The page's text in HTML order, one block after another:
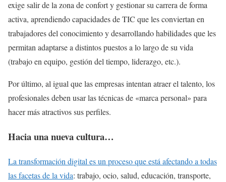
exige salir de la zona de confort y gestionar su carrera de forma
activa, aprendiendo capacidades de TIC que les conviertan en
trabajadores del conocimiento y desarrollando habilidades que les
permitan adaptarse a distintos puestos a lo largo de su vida
(trabajo en equipo, gestión del tiempo, liderazgo, etc.).
Por último, al igual que las empresas intentan atraer el talento, los
profesionales deben usar las técnicas de «marca personal» para
hacer más atractivos sus perfiles.
Hacia una nueva cultura…
La transformación digital es un proceso que está afectando a todas
las facetas de la vida: trabajo, ocio, salud, educación, transporte,